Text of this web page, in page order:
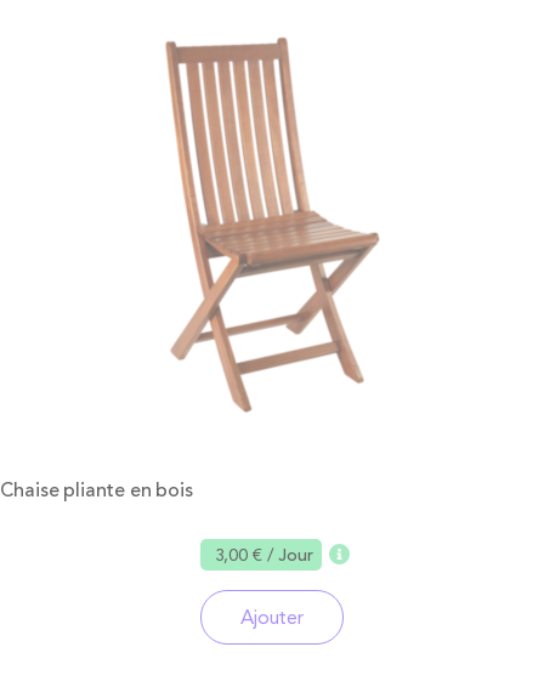
Chaise pliante en bois
3,00 €/ Jour
Ajouter